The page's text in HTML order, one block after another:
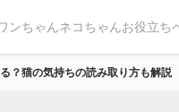
ンちゃんネコちゃんお役立ち
？猫の気持ちの読み取り方も解説